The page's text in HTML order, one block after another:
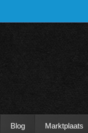
Blog Marktplaats